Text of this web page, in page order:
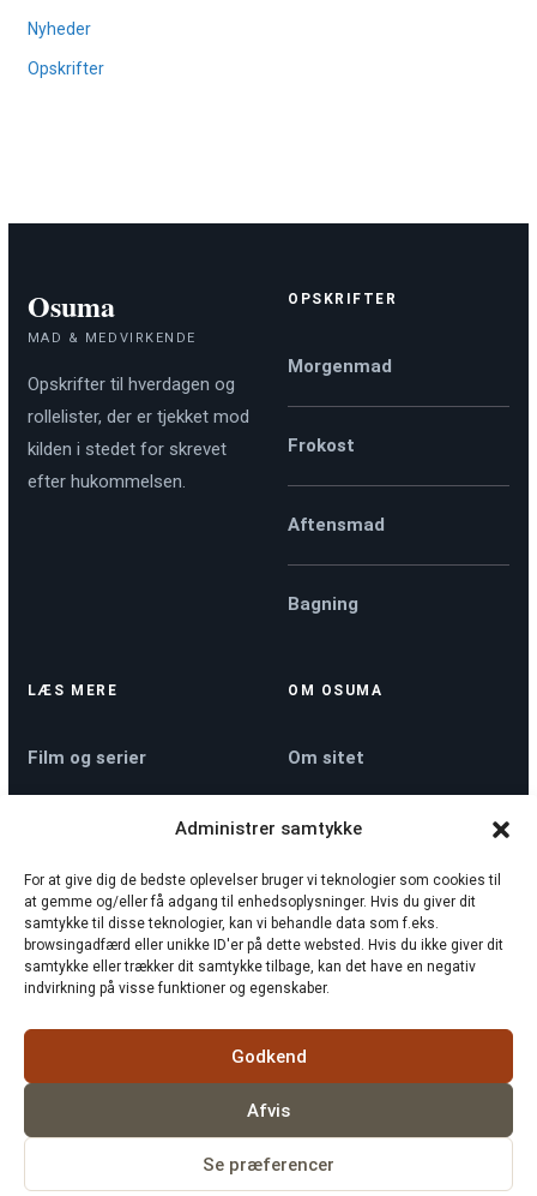
Administrer samtykke
For at give dig de bedste oplevelser bruger vi teknologier som cookies til
at gemme og/eller få adgang til enhedsoplysninger. Hvis du giver dit
samtykke til disse teknologier, kan vi behandle data som f.eks.
browsingadfærd eller unikke ID'er på dette websted. Hvis du ikke giver dit
samtykke eller trækker dit samtykke tilbage, kan det have en negativ
indvirkning på visse funktioner og egenskaber.
Godkend
Afvis
Se præferencer
Nyheder
Opskrifter
Osuma
MAD & MEDVIRKENDE
Opskrifter til hverdagen og
rollelister, der er tjekket mod
kilden i stedet for skrevet
efter hukommelsen.
OPSKRIFTER
Morgenmad
Frokost
Aftensmad
Bagning
LÆS MERE
Film og serier
Nyheder
Sådan tjekker vi
rollelister
OM OSUMA
Om sitet
Kontakt
Privatlivspolitik
Cookiepolitik
© 2026